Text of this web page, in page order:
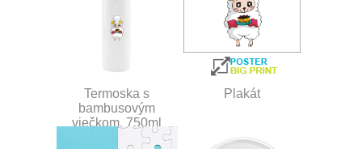
Termoska s
bambusovým
viečkom, 750ml
Plakát